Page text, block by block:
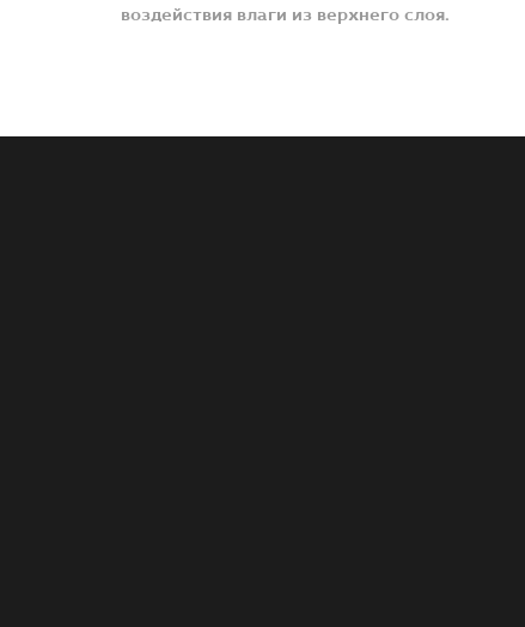
воздействия влаги из верхнего слоя.